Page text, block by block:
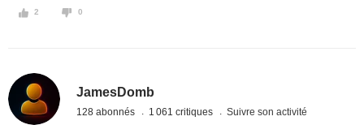
2 0
JamesDomb
128 abonnés 1 061 critiques Suivre son activité